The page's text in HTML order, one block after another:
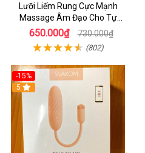
Lưỡi Liếm Rung Cực Mạnh
Massage Âm Đạo Cho Tự
Sướng - Mua Lưỡi liếm Chính
Hãng Tại HCM
650.000₫ 730.000₫
(802)
-15%
5